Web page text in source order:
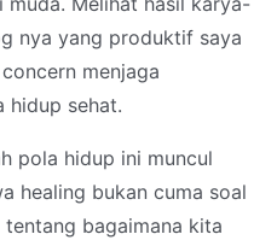
nya yang produktif saya
menjaga
hidup sehat.
pola hidup ini muncul
healing bukan cuma soal
bagaimana kita